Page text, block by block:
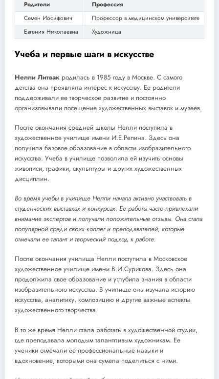
Родители
Профессия
Семен Иосифович
Профессор в медицинском университете
Евгения Николаевна
Художница
Учеба и первые шаги в искусстве
Нелли Литвак родилась в 1985 году в Москве. С самого
детства она проявляла интерес к искусству. Ее родители
поддерживали ее творческое развитие и постоянно
организовывали посещение художественных выставок и музеев.
После окончания средней школы Нелли поступила в
художественное училище имени И.Е.Репина. Здесь она
получила базовое образование в области изобразительного
искусства. Учеба в училище позволила ей изучить основы
живописи, графики, скульптуры и других художественных
дисциплин.
Во время учебы в училище Нелли начала активно участвовать в
студенческих выставках и конкурсах. Ее работы часто привлекали
внимание экспертов и получали положительные отзывы. Она стала
популярной среди своих коллег и преподавателей, которые
отмечали ее талант и творческий подход к работе.
После окончания училища Нелли поступила в Московское
художественное училище имени В.И.Сурикова. Здесь она
продолжила свое образование и углубила знания в области
изобразительного искусства. В училище она изучала историю
искусства, аналитику, композицию и другие важные аспекты
художественного творчества.
В то же время Нелли стала работать в художественной студии,
где преподавала молодым талантливым художникам. Ее
ученики отмечали ее профессиональные навыки и
вдохновение, которыми она сумела поделиться с ними.